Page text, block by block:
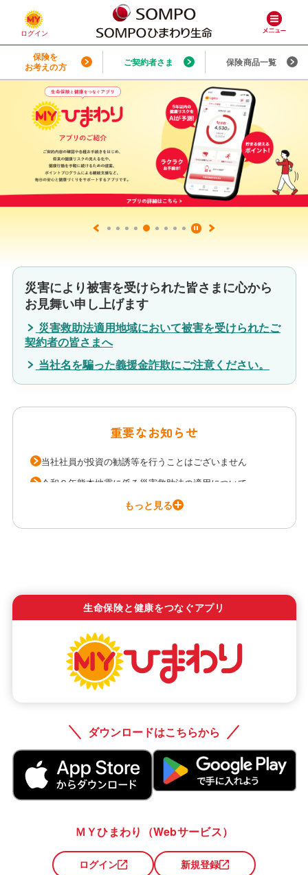
保険を
お考えの方
ご契約者さま 保険商品一覧
災害により被害を受けられた皆さまに心から
お見舞い申し上げます
災害救助法適用地域において被害を受けられたご
契約者の皆さまへ
当社名を騙った義援金詐欺にご注意ください。
重要なお知らせ
当社社員が投資の勧誘等を行うことはございません
令和８年熊本地震に係る災害救助法の適用について
もっと見る
生命保険と健康をつなぐアプリ
ダウンロードはこちらから
ＭＹひまわり（Webサービス）
ログイン 新規登録